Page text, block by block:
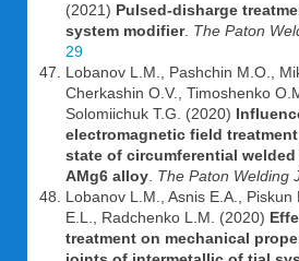
(2021) Pulsed-disharge
system modifier. The Paton
29
Lobanov L.M., Pashchin M.O.,
Cherkashin O.V., Timoshenko
Solomiichuk T.G. (2020)
electromagnetic field
state of circumferential
AMg6 alloy The Paton Welding
Lobanov L.M., Asnis E.A., Piskun
E.L., Radchenko L.M. (2020)
treatment on mechanical